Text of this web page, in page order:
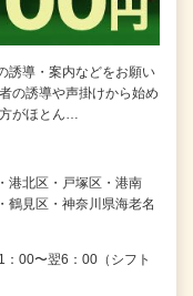
誘導・案内などをお願い
の誘導や声掛けから始め
がほとん…
港北区・戸塚区・港南
鶴見区・神奈川県海老名
00〜翌6：00（シフト